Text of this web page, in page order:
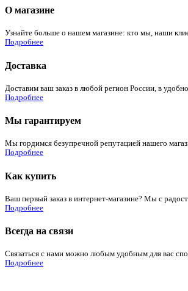
О магазине
Узнайте больше о нашем магазине: кто мы, наши
Подробнее
Доставка
Доставим ваш заказ в любой регион России, в
Подробнее
Мы гарантируем
Мы гордимся безупречной репутацией нашего
Подробнее
Как купить
Ваш первый заказ в интернет-магазине? Мы с
Подробнее
Всегда на связи
Связаться с нами можно любым удобным для вас
Подробнее